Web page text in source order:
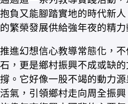
抱負又能腳踏實地的時代新
的繁榮發展供給強年夜的精力
推進幻想信心教導常態化，
石，更是鄉村振興不成或缺
撐。它好像一股不竭的動力
活氣，引領鄉村走向周全振